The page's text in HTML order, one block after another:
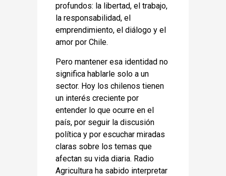
profundos: la libertad, el trabajo,
la responsabilidad, el
emprendimiento, el diálogo y el
amor por Chile.
Pero mantener esa identidad no
significa hablarle solo a un
sector. Hoy los chilenos tienen
un interés creciente por
entender lo que ocurre en el
país, por seguir la discusión
política y por escuchar miradas
claras sobre los temas que
afectan su vida diaria. Radio
Agricultura ha sabido interpretar